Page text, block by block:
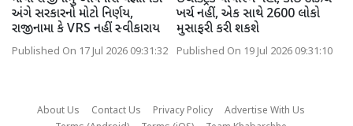
અંગે સરકારનો મોટો નિર્ણય,
રાજીનામા કે VRS નહીં સ્વીકારાય
Published On 17 Jul 2026 09:31:32
ખર્ચ નહીં, એક સાથે 2600 લોકો
મુસાફરી કરી શકશે
Published On 19 Jul 2026 09:31:10
About Us Contact Us Privacy Policy
Advertise With Us